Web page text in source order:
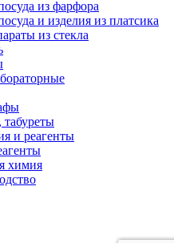
из фарфора
и изделия из платсика
из стекла
табуреты
и реагенты
химия